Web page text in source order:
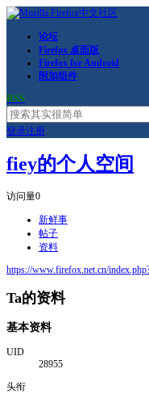
论坛
Firefox 桌面版
Firefox for Android
附加组件
RSS
登录注册
fiey的个人空间
访问量0
新鲜事
帖子
资料
https://www.firefox.net.cn/
Ta的资料
基本资料
UID
28955
头衔